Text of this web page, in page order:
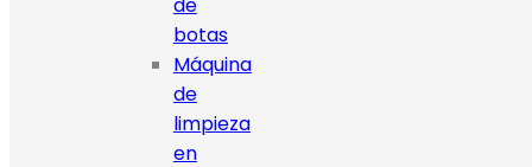
de
botas
Máquina
de
limpieza
en